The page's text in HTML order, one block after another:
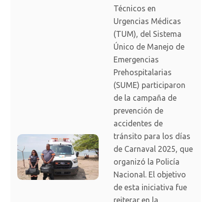
Técnicos en
Urgencias Médicas
(TUM), del Sistema
Único de Manejo de
Emergencias
Prehospitalarias
(SUME) participaron
de la campaña de
prevención de
accidentes de
tránsito para los días
de Carnaval 2025, que
organizó la Policía
Nacional. El objetivo
de esta iniciativa fue
reiterar en la